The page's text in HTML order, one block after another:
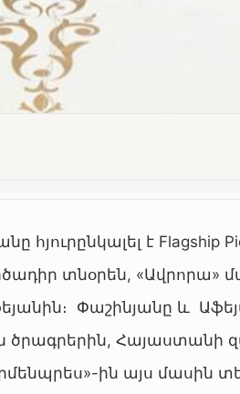
է Flagship
տնօրեն,
Փաշինյանը և
ծրագրերին, Հայաստանի
ին այս մասին